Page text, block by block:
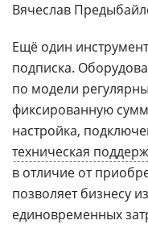
Вячеслав
Ещё один
подписка.
по модели
фиксированную
настройка,
техническая
в отличие от
позволяет бизнесу
единовременных